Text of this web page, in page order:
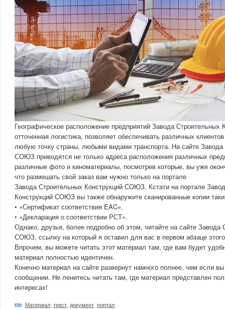
Географическое расположение предприятий Завода
отточенная логистика, позволяет обеспечивать различных
любую точку страны, любыми видами транспорта. На сайте Завода
СОЮЗ приводятся не только адреса расположения различных
различные фото и киноматериалы, посмотрев которые, вы уже
что размешать свой заказ вам нужно только на портале
Завода Строительных Конструкций СОЮЗ. Кстати на портале
Конструкций СОЮЗ вы также обнаружите сканированные копии
• «Сертификат соответствия EAC».
• «Декларация о соответствии РСТ».
Однако, друзья, более подробно об этом, читайте на сайте Завода
СОЮЗ, ссылку на который я оставил для вас в первом абзаце
Впрочем, вы можете читать этот материал там, где вам будет
материал полностью идентичен.
Конечно материал на сайте развернут намного полнее, чем если
сообщении. Не ленитесь читать там, где материал представлен
интересах!
Материал текст документ портал